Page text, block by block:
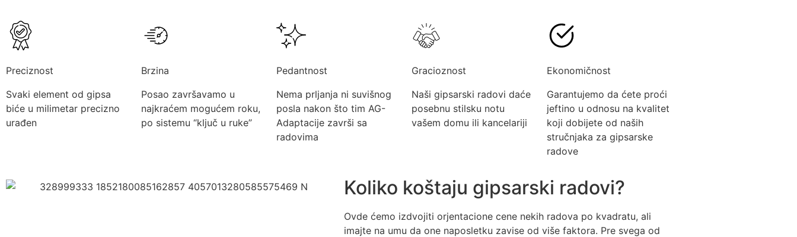
Preciznost
Svaki element od gipsa
biće u milimetar precizno
urađen
Brzina
Posao završavamo u
najkraćem mogućem roku,
po sistemu “ključ u ruke”
Pedantnost
Nema prljanja ni suvišnog
posla nakon što tim AG-
Adaptacije završi sa
radovima
Gracioznost
Naši gipsarski radovi daće
posebnu stilsku notu
vašem domu ili kancelariji
Ekonomičnost
Garantujemo da ćete proći
jeftino u odnosu na kvalitet
koji dobijete od naših
stručnjaka za gipsarske
radove
Koliko koštaju gipsarski radovi?
Ovde ćemo izdvojiti orjentacione cene nekih radova po kvadratu, ali
imajte na umu da one naposletku zavise od više faktora. Pre svega od